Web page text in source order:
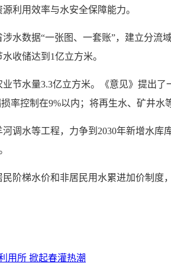
利用效率与水安全保障能力。
水数据“一张图、一套账”，建立分
收储达到1亿立方米。
节水量3.3亿立方米。《意见》提出
率控制在9%以内；将再生水、矿井水
调水等工程，力争到2030年新增水库
阶梯水价和非居民用水累进加价制
用所 掀起春灌热潮